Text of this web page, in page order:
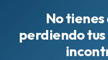
No
perdiendo